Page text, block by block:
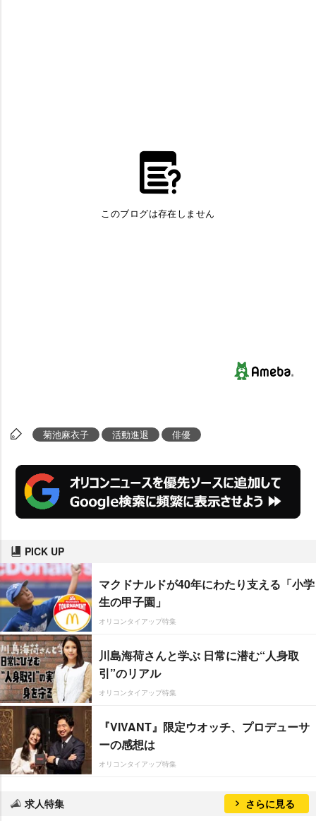
菊池麻衣子 活動進退 俳優
PICK UP
マクドナルドが40年にわたり支える「小学
生の甲子園」
オリコンタイアップ特集
川島海荷さんと学ぶ 日常に潜む“人身取
引”のリアル
オリコンタイアップ特集
『VIVANT』限定ウオッチ、プロデューサ
ーの感想は
オリコンタイアップ特集
求人特集 さらに見る